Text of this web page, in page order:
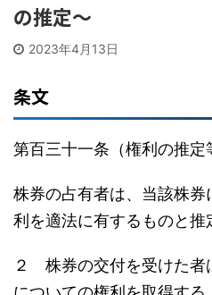
の推定〜
2023年4月13日
条文
第百三十一条（権利の推定
株券の占有者は、当該株
利を適法に有するものと推
２ 株券の交付を受けた者